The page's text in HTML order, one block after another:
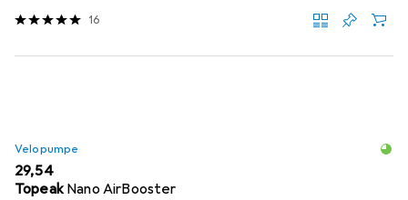
16
Velopumpe
EUR
29,54
Topeak Nano AirBooster